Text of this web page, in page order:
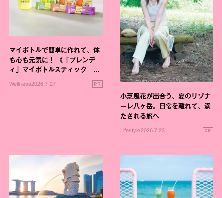
マイボトルで簡単に作れて、体
も心も元気に！ 《「ブレンデ
ィ」マイボトルスティック い
いこと毎日》シリーズが誕生
Wellness2026.7.27 PR
小芝風花が出合う、夏のリゾナ
ーレ八ヶ岳。日常を離れて、満
たされる旅へ
Lifestyle2026.7.23 PR